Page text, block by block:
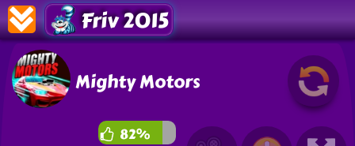
Friv 2015
Mighty Motors
82%